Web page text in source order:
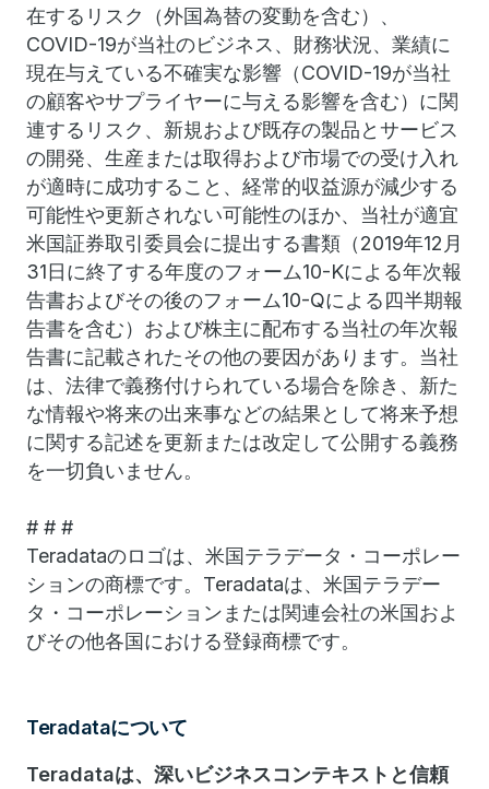
在するリスク（外国為替の変動を含む）、
COVID-19が当社のビジネス、財務状況、業績に
現在与えている不確実な影響（COVID-19が当社
の顧客やサプライヤーに与える影響を含む）に関
連するリスク、新規および既存の製品とサービス
の開発、生産または取得および市場での受け入れ
が適時に成功すること、経常的収益源が減少する
可能性や更新されない可能性のほか、当社が適宜
米国証券取引委員会に提出する書類（2019年12月
31日に終了する年度のフォーム10-Kによる年次報
告書およびその後のフォーム10-Qによる四半期報
告書を含む）および株主に配布する当社の年次報
告書に記載されたその他の要因があります。当社
は、法律で義務付けられている場合を除き、新た
な情報や将来の出来事などの結果として将来予想
に関する記述を更新または改定して公開する義務
を一切負いません。
# # #
Teradataのロゴは、米国テラデータ・コーポレー
ションの商標です。Teradataは、米国テラデー
タ・コーポレーションまたは関連会社の米国およ
びその他各国における登録商標です。
Teradataについて
Teradataは、深いビジネスコンテキストと信頼